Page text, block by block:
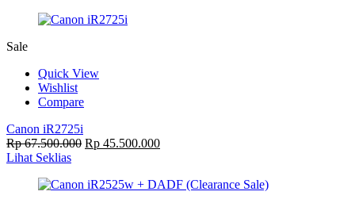
Sale
Quick View
Wishlist
Compare
Canon iR2725i
Rp67.500.000 Rp 45.500.000
Lihat Seklias